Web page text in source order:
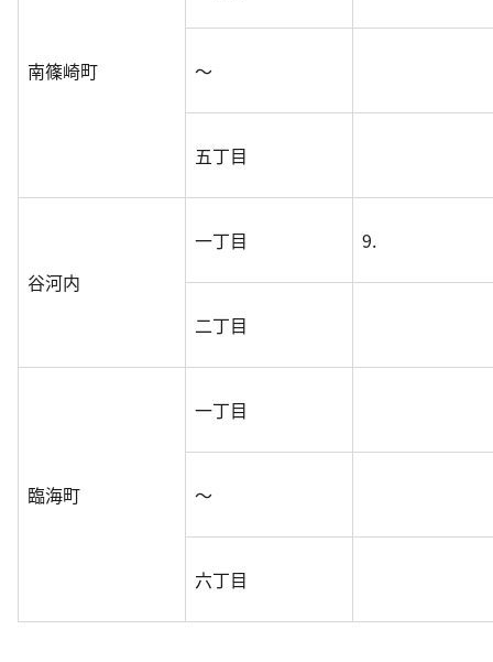
南篠崎町 ～
五丁目
谷河内
一丁目 9.
二丁目
臨海町
一丁目
～
六丁目